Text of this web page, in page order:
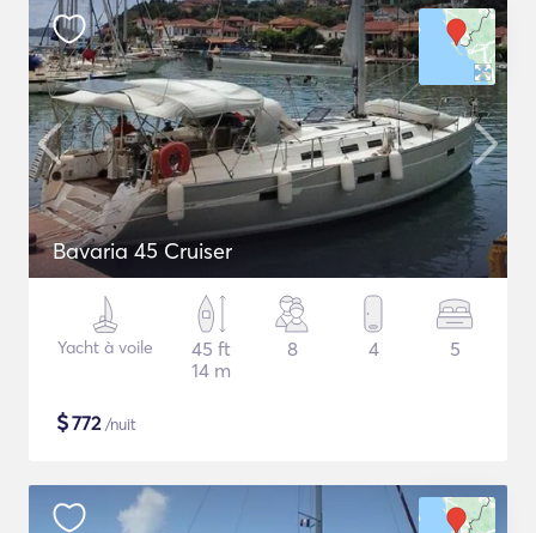
Bavaria 45 Cruiser
Yacht à voile
45 ft
14 m
8 4 5
$772/nuit